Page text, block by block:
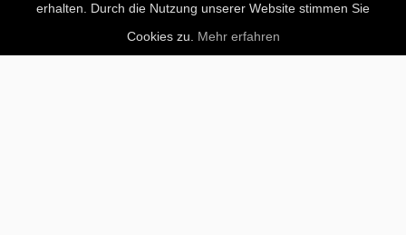
erhalten. Durch die Nutzung unserer Website stimmen Sie
Cookies zu. Mehr erfahren